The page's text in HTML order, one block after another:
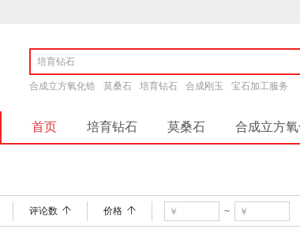
合成立方氧化锆 莫桑石 培育钻石 合成刚玉 宝石加工服务
首页 培育钻石 莫桑石 合成立方
评论数 价格 ~